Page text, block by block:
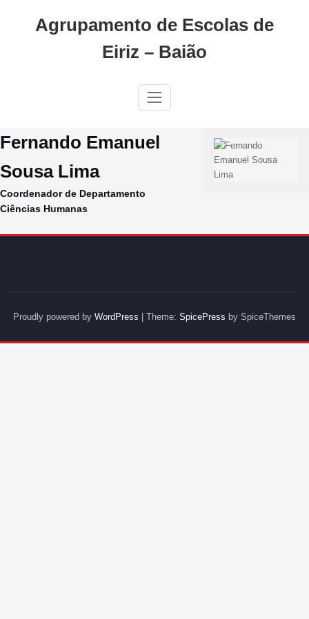
Agrupamento de Escolas de
Eiriz – Baião
Fernando Emanuel
Sousa Lima
Coordenador de Departamento
Ciências Humanas
Proudly powered by WordPress | Theme: SpicePress by SpiceThemes